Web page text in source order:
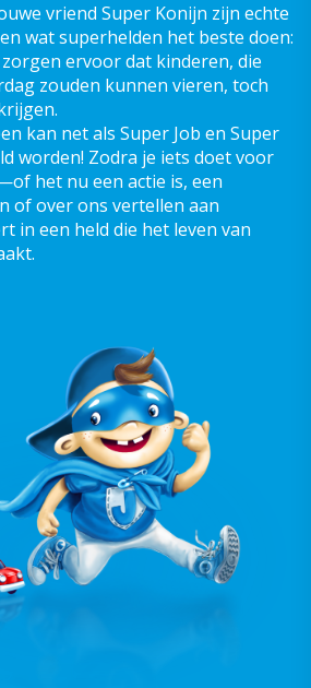
vriend Super Konijn zijn echte
wat superhelden het beste doen:
ervoor dat kinderen, die
zouden kunnen vieren, toch
kan net als Super Job en Super
worden! Zodra je iets doet voor
het nu een actie is, een
of over ons vertellen aan
in een held die het leven van